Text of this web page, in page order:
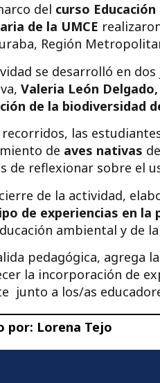
del curso
de la UMCE
Región
se desarrolló en
Valeria León Delgado,
de la biodiversidad
recorridos, las
de aves nativas
de reflexionar sobre el
de la actividad,
de experiencias en la
ambiental y de
pedagógica, agrega
la incorporación de
junto a los/as
por: Lorena Tejo